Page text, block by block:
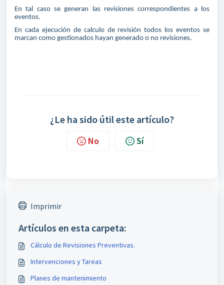
En tal caso se generan las revisiones correspondientes a los
eventos.
En cada ejecución de calculo de revisión todos los eventos se
marcan como gestionados hayan generado o no revisiones.
¿Le ha sido útil este artículo?
No Sí
Imprimir
Artículos en esta carpeta:
Cálculo de Revisiones Preventivas.
Intervenciones y Tareas
Planes de mantenimiento